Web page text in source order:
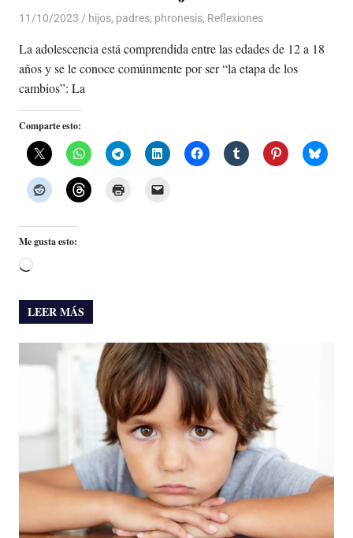
11/10/2023 De todo un Poco
hijos, padres, phronesis, Reflexiones
La adolescencia está comprendida entre las edades de 12 a 18
años y se le conoce comúnmente por ser “la etapa de los
cambios”: La
Comparte esto:
Me gusta esto:
Cargando...
LEER MÁS